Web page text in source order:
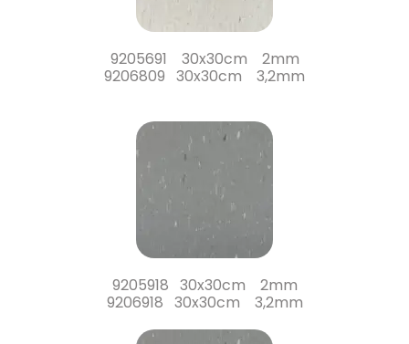
9205691 30x30cm 2mm
9206809 30x30cm 3,2mm
9205918 30x30cm 2mm
9206918 30x30cm 3,2mm